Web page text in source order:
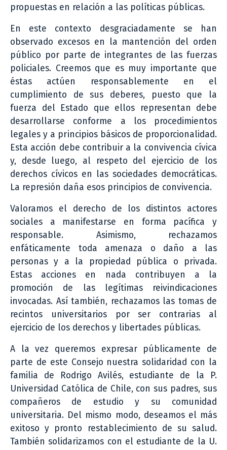
propuestas en relación a las políticas públicas.
En este contexto desgraciadamente se han
observado excesos en la mantención del orden
público por parte de integrantes de las fuerzas
policiales. Creemos que es muy importante que
éstas actúen responsablemente en el
cumplimiento de sus deberes, puesto que la
fuerza del Estado que ellos representan debe
desarrollarse conforme a los procedimientos
legales y a principios básicos de proporcionalidad.
Esta acción debe contribuir a la convivencia cívica
y, desde luego, al respeto del ejercicio de los
derechos cívicos en las sociedades democráticas.
La represión daña esos principios de convivencia.
Valoramos el derecho de los distintos actores
sociales a manifestarse en forma pacífica y
responsable. Asimismo, rechazamos
enfáticamente toda amenaza o daño a las
personas y a la propiedad pública o privada.
Estas acciones en nada contribuyen a la
promoción de las legítimas reivindicaciones
invocadas. Así también, rechazamos las tomas de
recintos universitarios por ser contrarias al
ejercicio de los derechos y libertades públicas.
A la vez queremos expresar públicamente de
parte de este Consejo nuestra solidaridad con la
familia de Rodrigo Avilés, estudiante de la P.
Universidad Católica de Chile, con sus padres, sus
compañeros de estudio y su comunidad
universitaria. Del mismo modo, deseamos el más
exitoso y pronto restablecimiento de su salud.
También solidarizamos con el estudiante de la U.